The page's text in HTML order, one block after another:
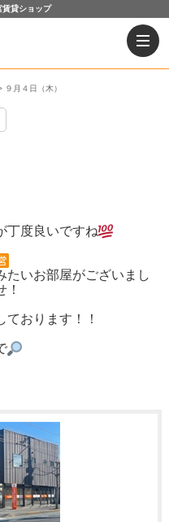
貸ショップ
９月４日（木）
丁度良いですね
たいお部屋がございまし
おります！！